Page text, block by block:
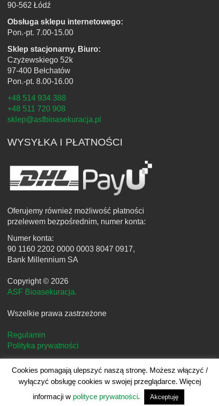
90-562 Łódź
Obsługa sklepu internetowego:
Pon.-pt. 7.00-15.00
Sklep stacjonarny, Biuro:
Czyżewskiego 52k
97-400 Bełchatów
Pon.-pt. 8.00-16.00
+48 514 934 388
+48 511 720 908
sklep@asfbioasekuracja.pl
WYSYŁKA I PŁATNOŚCI
Oferujemy również możliwość płatności
przelewem bezpośrednim, numer konta:
Numer konta:
90 1160 2202 0000 0003 8047 0917,
Bank Millennium SA
Copyright © 2026
ASF Bioasekuracja.
Wszelkie prawa zastrzeżone
Regulamin
Polityka prywatności
Projekt i realizacjaclivio.pl
Cookies pomagają ulepszyć naszą stronę. Możesz włączyć /
wyłączyć obsługę cookies w swojej przeglądarce. Więcej
informacji w polityce prywatności. Akceptuję